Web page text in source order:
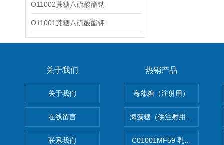
O11002蔗糖八硫酸酯钠
O11001蔗糖八硫酸酯钾
关于我们
关于我们
在线留言
联系我们
热销产品
海藻糖（注射用）
海藻糖（供注射用）（无菌）
C01001MF59 乳佐剂